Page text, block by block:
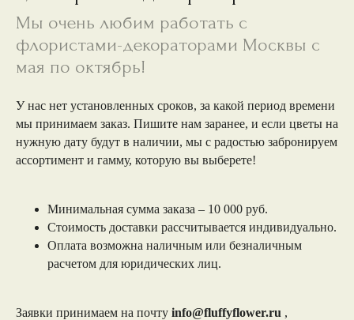
Мы очень любим работать с
флористами-декораторами Москвы с
мая по октябрь!
У нас нет установленных сроков, за какой период времени
мы принимаем заказ. Пишите нам заранее, и если цветы на
нужную дату будут в наличии, мы с радостью забронируем
ассортимент и гамму, которую вы выберете!
Минимальная сумма заказа – 10 000 руб.
Стоимость доставки рассчитывается индивидуально.
Оплата возможна наличным или безналичным
расчетом для юридических лиц.
Заявки принимаем на почту info@fluffyflower.ru ,